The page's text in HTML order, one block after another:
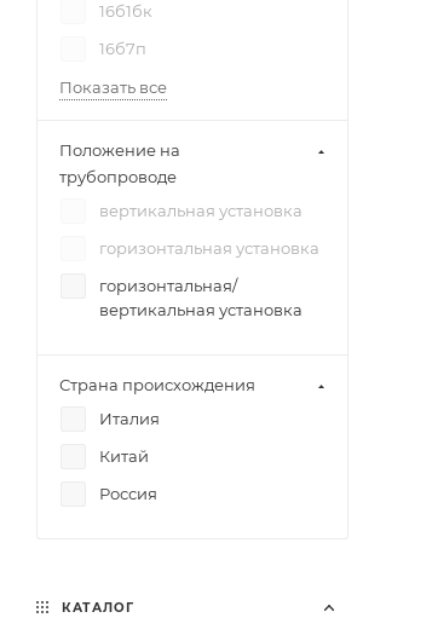
16б1бк
16б7п
Показать все
Положение на
трубопроводе
вертикальная установка
горизонтальная установка
горизонтальная/
вертикальная установка
Страна происхождения
Италия
Китай
Россия
КАТАЛОГ